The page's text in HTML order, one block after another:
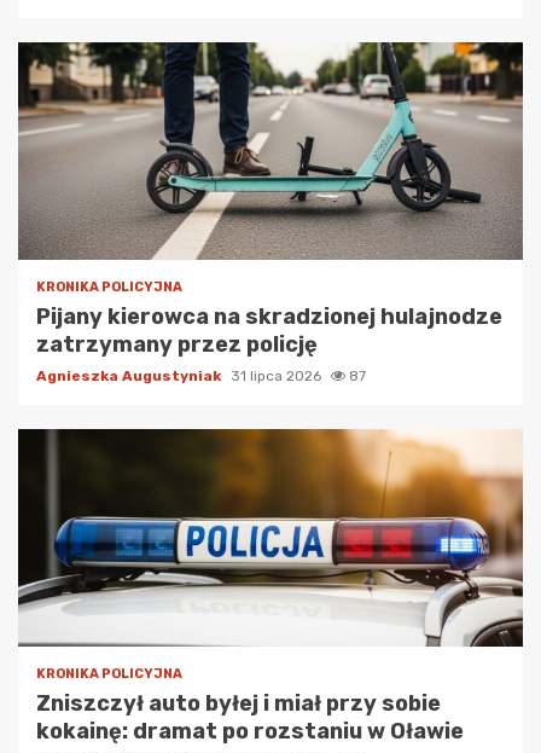
KRONIKA POLICYJNA
Pijany kierowca na skradzionej hulajnodze
zatrzymany przez policję
Agnieszka Augustyniak 31 lipca 2026 87
KRONIKA POLICYJNA
Zniszczył auto byłej i miał przy sobie
kokainę: dramat po rozstaniu w Oławie